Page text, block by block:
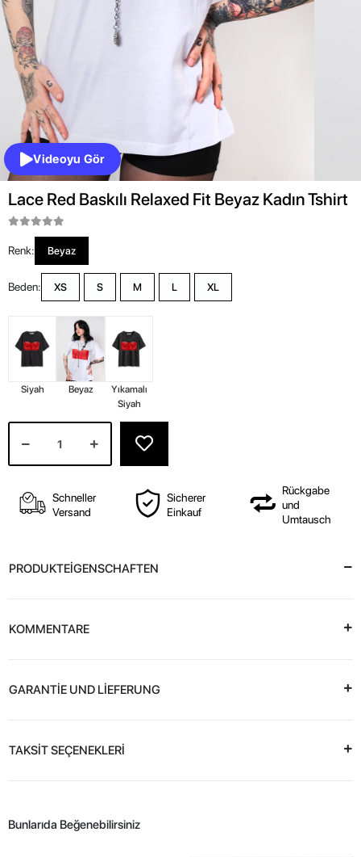
Videoyu Gör
Lace Red Baskılı Relaxed Fit Beyaz Kadın Tshirt
Renk: Beyaz
Beden: XS S M L XL
Siyah Beyaz
Yıkamalı
Siyah
Schneller
Versand
Sicherer
Einkauf
Rückgabe
und
Umtausch
PRODUKTEİGENSCHAFTEN
KOMMENTARE
GARANTİE UND LİEFERUNG
TAKSİT SEÇENEKLERİ
Bunlarıda Beğenebilirsiniz